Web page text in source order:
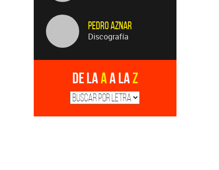
Pedro Aznar
Discografía
De laAa laZ